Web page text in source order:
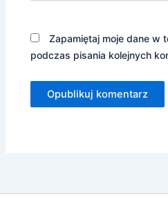
Zapamiętaj moje dane w
podczas pisania kolejnych